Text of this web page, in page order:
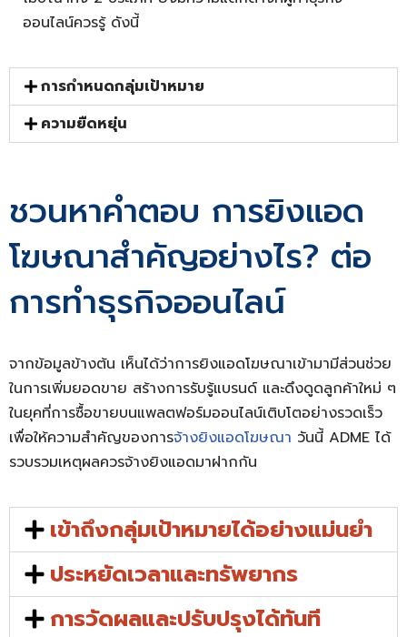
ออนไลน์ควรรู้ ดังนี้
การกำหนดกลุ่มเป้าหมาย
ความยืดหยุ่น
ชวนหาคำตอบ การยิงแอด
โฆษณาสำคัญอย่างไร? ต่อ
การทำธุรกิจออนไลน์
จากข้อมูลข้างต้น เห็นได้ว่าการยิงแอดโฆษณาเข้ามามีส่วนช่วย
ในการเพิ่มยอดขาย สร้างการรับรู้แบรนด์ และดึงดูดลูกค้าใหม่ ๆ
ในยุคที่การซื้อขายบนแพลตฟอร์มออนไลน์เติบโตอย่างรวดเร็ว
เพื่อให้ความสำคัญของการจ้างยิงแอดโฆษณา วันนี้ ADME ได้
รวบรวมเหตุผลควรจ้างยิงแอดมาฝากกัน
เข้าถึงกลุ่มเป้าหมายได้อย่างแม่นยำ
ประหยัดเวลาและทรัพยากร
การวัดผลและปรับปรุงได้ทันที